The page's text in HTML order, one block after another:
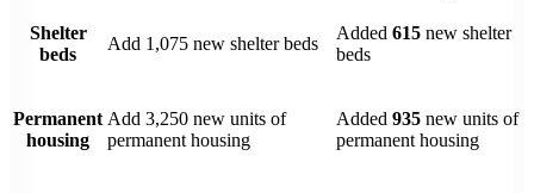
Shelter
beds
Add 1,075 new shelter beds
Added 615 new shelter
beds
Permanent
housing
Add 3,250 new units of
permanent housing
Added 935 new units of
permanent housing